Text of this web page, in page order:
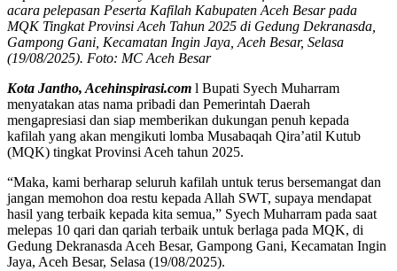
acara pelepasan Peserta Kafilah Kabupaten Aceh Besar pada
MQK Tingkat Provinsi Aceh Tahun 2025 di Gedung Dekranasda,
Gampong Gani, Kecamatan Ingin Jaya, Aceh Besar, Selasa
(19/08/2025). Foto: MC Aceh Besar
Kota Jantho, Acehinspirasi.com l Bupati Syech Muharram
menyatakan atas nama pribadi dan Pemerintah Daerah
mengapresiasi dan siap memberikan dukungan penuh kepada
kafilah yang akan mengikuti lomba Musabaqah Qira’atil Kutub
(MQK) tingkat Provinsi Aceh tahun 2025.
“Maka, kami berharap seluruh kafilah untuk terus bersemangat dan
jangan memohon doa restu kepada Allah SWT, supaya mendapat
hasil yang terbaik kepada kita semua,” Syech Muharram pada saat
melepas 10 qari dan qariah terbaik untuk berlaga pada MQK, di
Gedung Dekranasda Aceh Besar, Gampong Gani, Kecamatan Ingin
Jaya, Aceh Besar, Selasa (19/08/2025).